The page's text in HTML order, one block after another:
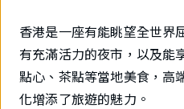
香港是一座有能眺望全世界
有充滿活力的夜市，以及能
點心、茶點等當地美食，高
化增添了旅遊的魅力。